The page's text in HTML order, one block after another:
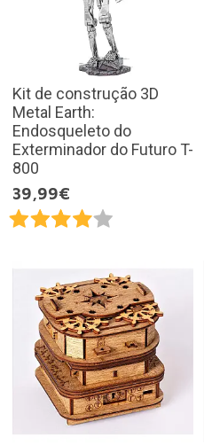
Kit de construção 3D
Metal Earth:
Endosqueleto do
Exterminador do Futuro T-
800
39,99€